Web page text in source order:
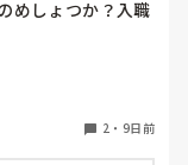
めしょつか？入職
お願いしていまし
おえない状況で
2 ・ 9日前